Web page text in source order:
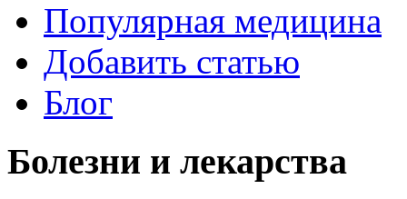
Популярная медицина
Добавить статью
Блог
Болезни и лекарства